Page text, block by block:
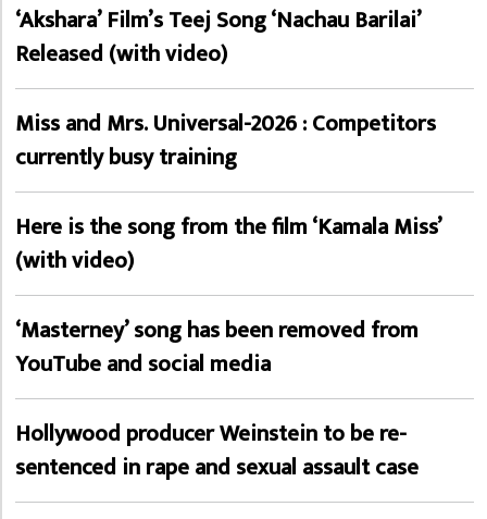
‘Akshara’ Film’s Teej Song ‘Nachau Barilai’
Released (with video)
Miss and Mrs. Universal-2026 : Competitors
currently busy training
Here is the song from the film ‘Kamala Miss’
(with video)
‘Masterney’ song has been removed from
YouTube and social media
Hollywood producer Weinstein to be re-
sentenced in rape and sexual assault case